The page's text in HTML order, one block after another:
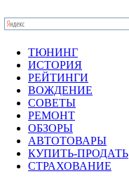
ТЮНИНГ
ИСТОРИЯ
РЕЙТИНГИ
ВОЖДЕНИЕ
СОВЕТЫ
РЕМОНТ
ОБЗОРЫ
АВТОТОВАРЫ
КУПИТЬ-ПРОДАТЬ
СТРАХОВАНИЕ